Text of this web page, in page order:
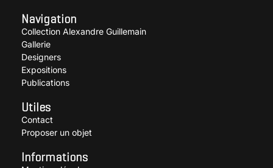
Navigation
Collection Alexandre Guillemain
Gallerie
Designers
Expositions
Publications
Utiles
Contact
Proposer un objet
Informations